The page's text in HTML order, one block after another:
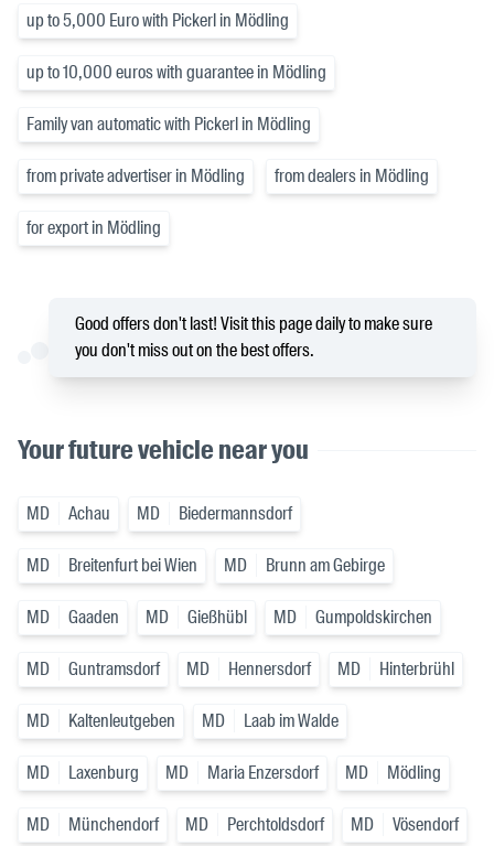
up to 5,000 Euro with Pickerl in Mödling
up to 10,000 euros with guarantee in Mödling
Family van automatic with Pickerl in Mödling
from private advertiser in Mödling from dealers in Mödling
for export in Mödling
Good offers don't last! Visit this page daily to make sure
you don't miss out on the best offers.
Your future vehicle near you
MD Achau MD Biedermannsdorf
MD Breitenfurt bei Wien MD Brunn am Gebirge
MD Gaaden MD Gießhübl MD Gumpoldskirchen
MD Guntramsdorf MD Hennersdorf MD Hinterbrühl
MD Kaltenleutgeben MD Laab im Walde
MD Laxenburg MD Maria Enzersdorf MD Mödling
MD Münchendorf MD Perchtoldsdorf MD Vösendorf